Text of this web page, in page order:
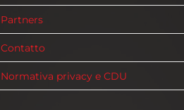
Partners
Contatto
Normativa privacy e CDU